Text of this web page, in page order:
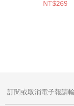
NT$269